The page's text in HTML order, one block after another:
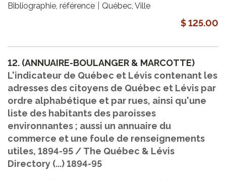
Bibliographie, référence Québec, Ville
$ 125.00
12. (ANNUAIRE-BOULANGER & MARCOTTE)
L'indicateur de Québec et Lévis contenant les
adresses des citoyens de Québec et Lévis par
ordre alphabétique et par rues, ainsi qu'une
liste des habitants des paroisses
environnantes ; aussi un annuaire du
commerce et une foule de renseignements
utiles, 1894-95 / The Québec & Lévis
Directory (...) 1894-95